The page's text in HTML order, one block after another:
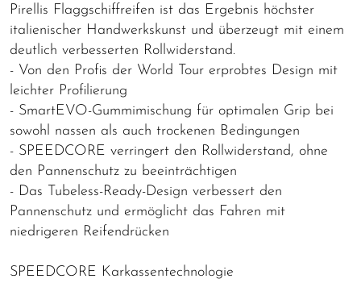
Pirellis Flaggschiffreifen ist das Ergebnis höchster
italienischer Handwerkskunst und überzeugt mit einem
deutlich verbesserten Rollwiderstand.
- Von den Profis der World Tour erprobtes Design mit
leichter Profilierung
- SmartEVO-Gummimischung für optimalen Grip bei
sowohl nassen als auch trockenen Bedingungen
- SPEEDCORE verringert den Rollwiderstand, ohne
den Pannenschutz zu beeinträchtigen
- Das Tubeless-Ready-Design verbessert den
Pannenschutz und ermöglicht das Fahren mit
niedrigeren Reifendrücken
SPEEDCORE Karkassentechnologie